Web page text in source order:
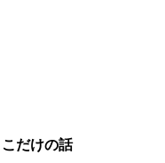
だけの話